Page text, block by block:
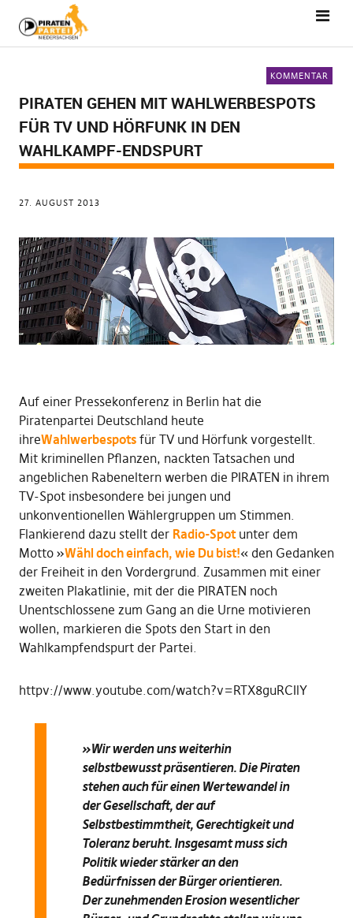
KOMMENTAR
PIRATEN GEHEN MIT WAHLWERBESPOTS
FÜR TV UND HÖRFUNK IN DEN
WAHLKAMPF-ENDSPURT
27. AUGUST 2013
Auf einer Pressekonferenz in Berlin hat die
Piratenpartei Deutschland heute
ihreWahlwerbespotsfür TV und Hörfunk vorgestellt.
Mit kriminellen Pflanzen, nackten Tatsachen und
angeblichen Rabeneltern werben die PIRATEN in ihrem
TV-Spot insbesondere bei jungen und
unkonventionellen Wählergruppen um Stimmen.
Flankierend dazu stellt der Radio-Spotunter dem
Motto »Wähl doch einfach, wie Du bist!« den Gedanken
der Freiheit in den Vordergrund. Zusammen mit einer
zweiten Plakatlinie, mit der die PIRATEN noch
Unentschlossene zum Gang an die Urne motivieren
wollen, markieren die Spots den Start in den
Wahlkampfendspurt der Partei.
httpv://www.youtube.com/watch?v=RTX8guRCIlY
»Wir werden uns weiterhin
selbstbewusst präsentieren. Die Piraten
stehen auch für einen Wertewandel in
der Gesellschaft, der auf
Selbstbestimmtheit, Gerechtigkeit und
Toleranz beruht. Insgesamt muss sich
Politik wieder stärker an den
Bedürfnissen der Bürger orientieren.
Der zunehmenden Erosion wesentlicher